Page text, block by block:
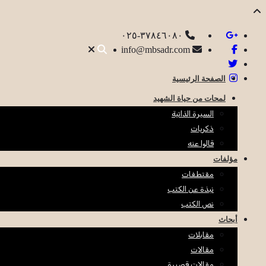
الصفحة الرئيسية
لمحات من حياة الشهيد
السيرة الذاتية
ذكريات
قالوا عنه
مؤلفات
مقتطفات
نبذة عن الكتب
نص الكتب
أبحاث
مقابلات
مقالات